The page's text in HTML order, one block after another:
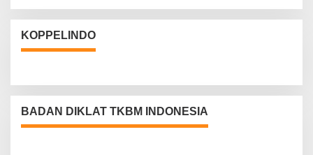
KOPPELINDO
BADAN DIKLAT TKBM INDONESIA